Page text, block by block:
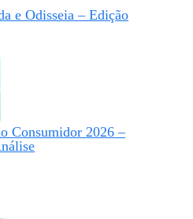
e Odisseia – Edição
Consumidor 2026 –